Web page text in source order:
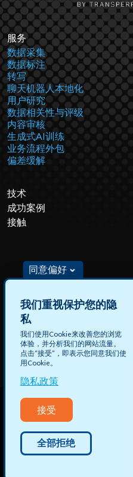
服务
数据采集
数据标注
转写
聊天机器人本地化
用户研究
数据相关性与评级
内容审核
生成式AI训练
业务流程外包
偏差缓解
技术
成功案例
接触
借助创博数据申请工作机会
和付费项目
©2026 TransPerfect创博
不出售客户信息
同意偏好
我们重视保护您的隐
私
我们使用Cookie来改善您的浏览
体验，并分析我们的网站流量。
点击“接受”，即表示您同意我们使
用Cookie。
隐私政策
接受
全部拒绝